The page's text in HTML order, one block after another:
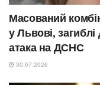
Масований
у Львові,
атака на ДСНС
30.07.2026